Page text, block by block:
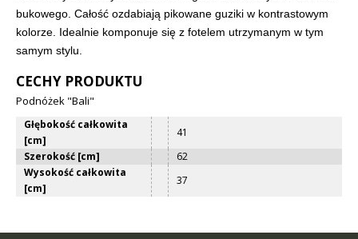
bukowego. Całość ozdabiają pikowane guziki w kontrastowym
kolorze. Idealnie komponuje się z fotelem utrzymanym w tym
samym stylu.
CECHY PRODUKTU
Podnóżek "Bali"
Głębokość całkowita
[cm]
41
Szerokość [cm]
62
Wysokość całkowita
[cm]
37